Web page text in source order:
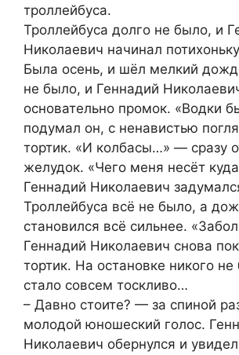
троллейбуса.
Троллейбуса долго не было, и
Николаевич начинал
Была осень, и шёл мелкий
не было, и Геннадий
основательно промок. «Водки
подумал он, с ненавистью
тортик. «И колбасы…» — сразу
желудок. «Чего меня несёт
Геннадий Николаевич
Троллейбуса всё не было, а
становился всё сильнее.
Геннадий Николаевич снова
тортик. На остановке никого
стало совсем тоскливо…
– Давно стоите? — за спиной
молодой юношеский голос.
Николаевич обернулся и